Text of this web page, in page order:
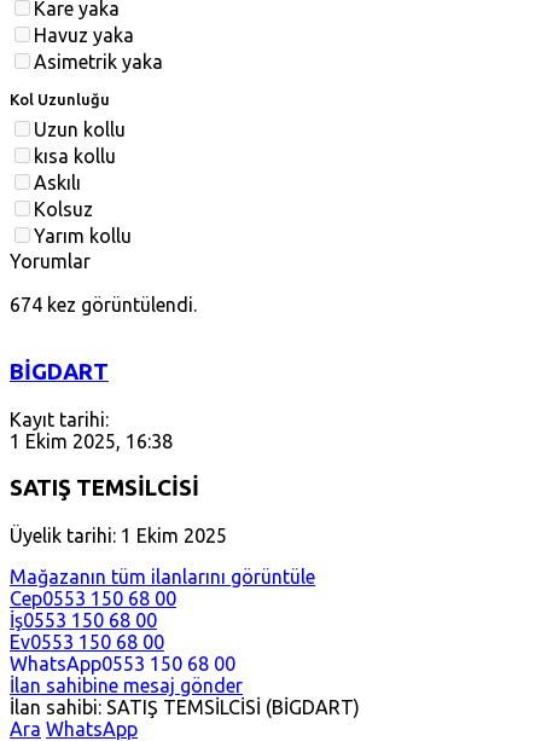
Kare yaka
Havuz yaka
Asimetrik yaka
Kol Uzunluğu
Uzun kollu
kısa kollu
Askılı
Kolsuz
Yarım kollu
Yorumlar
674 kez görüntülendi.
BİGDART
Kayıt tarihi:
1 Ekim 2025, 16:38
SATIŞ TEMSİLCİSİ
Üyelik tarihi: 1 Ekim 2025
Mağazanın tüm ilanlarını görüntüle
Cep0553 150 68 00
İş0553 150 68 00
Ev0553 150 68 00
WhatsApp0553 150 68 00
İlan sahibine mesaj gönder
İlan sahibi: SATIŞ TEMSİLCİSİ (BİGDART)
Ara WhatsApp